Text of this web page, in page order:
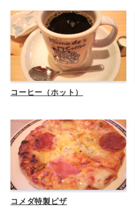
コーヒー（ホット）
コメダ特製ピザ